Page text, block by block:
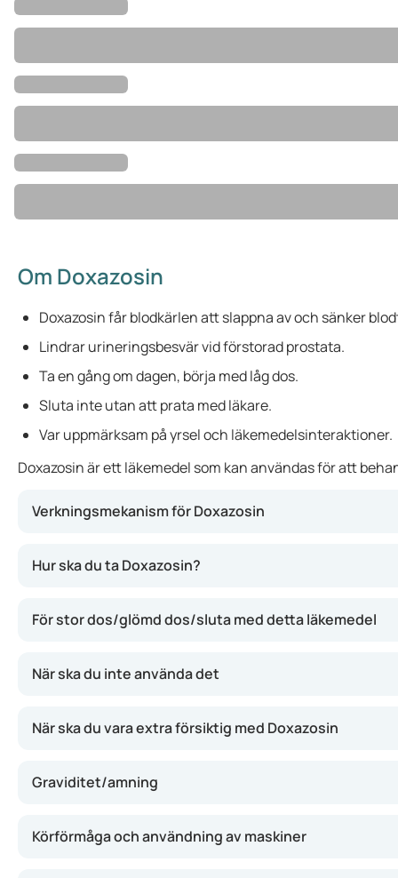
Om Doxazosin
Doxazosin får blodkärlen att slappna av och sänker
Lindrar urineringsbesvär vid förstorad prostata.
Ta en gång om dagen, börja med låg dos.
Sluta inte utan att prata med läkare.
Var uppmärksam på yrsel och läkemedelsinteraktioner.
Doxazosin är ett läkemedel som kan användas för att
Verkningsmekanism för Doxazosin
Hur ska du ta Doxazosin?
För stor dos/glömd dos/sluta med detta läkemedel
När ska du inte använda det
När ska du vara extra försiktig med Doxazosin
Graviditet/amning
Körförmåga och användning av maskiner